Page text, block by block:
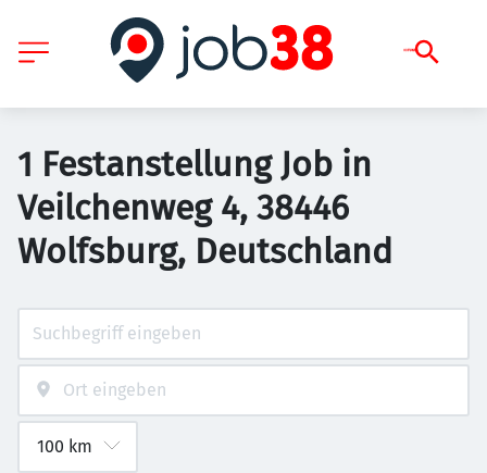
1 Festanstellung Job in
Veilchenweg 4, 38446
Wolfsburg, Deutschland